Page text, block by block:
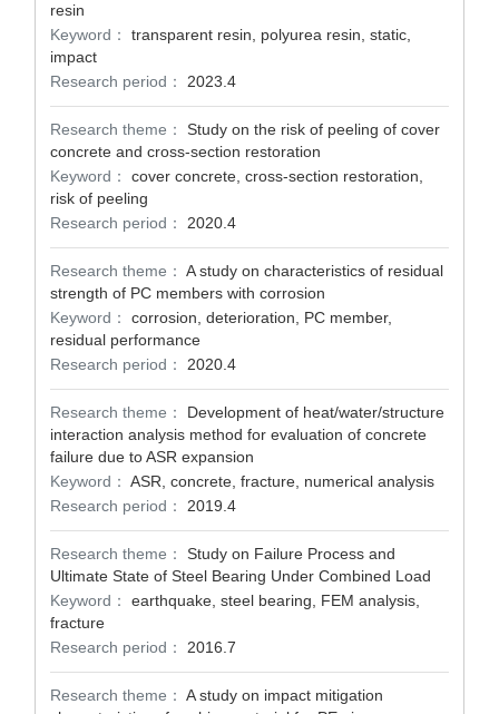
resin
Keyword：
transparent resin, polyurea resin, static,
impact
Research period：
2023.4
Research theme：
Study on the risk of peeling of cover
concrete and cross-section restoration
Keyword：
cover concrete, cross-section restoration,
risk of peeling
Research period：
2020.4
Research theme： A study on characteristics of residual
strength of PC members with corrosion
Keyword：
corrosion, deterioration, PC member,
residual performance
Research period：
2020.4
Research theme：
Development of heat/water/structure
interaction analysis method for evaluation of concrete
failure due to ASR expansion
Keyword： ASR, concrete, fracture, numerical analysis
Research period：
2019.4
Research theme：
Study on Failure Process and
Ultimate State of Steel Bearing Under Combined Load
Keyword：
earthquake, steel bearing, FEM analysis,
fracture
Research period：
2016.7
Research theme： A study on impact mitigation